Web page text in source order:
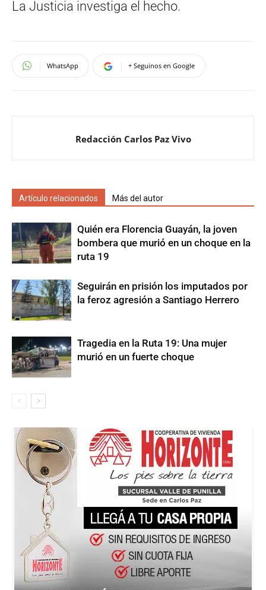
La Justicia investiga el hecho.
WhatsApp + Seguinos en Google
Redacción Carlos Paz Vivo
Artículo relacionados Más del autor
Quién era Florencia Guayán, la joven
bombera que murió en un choque en la
ruta 19
Seguirán en prisión los imputados por
la feroz agresión a Santiago Herrero
Tragedia en la Ruta 19: Una mujer
murió en un fuerte choque